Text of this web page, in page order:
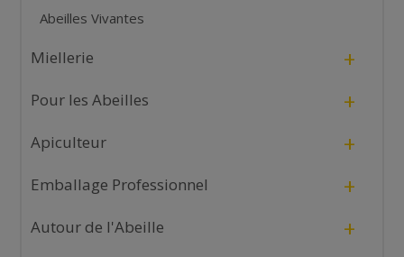
Abeilles Vivantes
Miellerie +
Pour les Abeilles +
Apiculteur +
Emballage Professionnel +
Autour de l'Abeille +